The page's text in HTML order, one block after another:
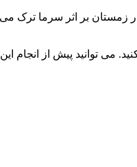
در زمستان بر اثر سرما
می توانید پیش از انجام